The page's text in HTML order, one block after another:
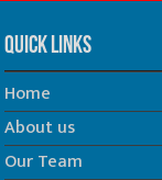
Quick Links
Home
About us
Our Team